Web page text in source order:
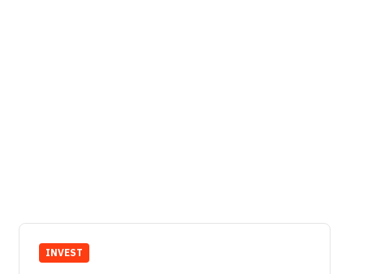
INVEST